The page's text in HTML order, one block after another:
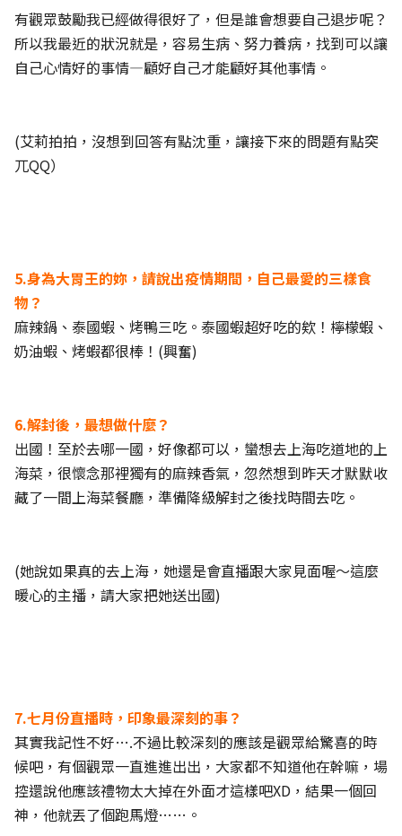
有觀眾鼓勵我已經做得很好了，但是誰會想要自己退步呢？
所以我最近的狀況就是，容易生病、努力養病，找到可以讓
自己心情好的事情—顧好自己才能顧好其他事情。
(艾莉拍拍，沒想到回答有點沈重，讓接下來的問題有點突
兀QQ）
5.身為大胃王的妳，請說出疫情期間，自己最愛的三樣食
物？
麻辣鍋、泰國蝦、烤鴨三吃。泰國蝦超好吃的欸！檸檬蝦、
奶油蝦、烤蝦都很棒！(興奮)
6.解封後，最想做什麼？
出國！至於去哪一國，好像都可以，蠻想去上海吃道地的上
海菜，很懷念那裡獨有的麻辣香氣，忽然想到昨天才默默收
藏了一間上海菜餐廳，準備降級解封之後找時間去吃。
(她說如果真的去上海，她還是會直播跟大家見面喔～這麼
暖心的主播，請大家把她送出國)
7.七月份直播時，印象最深刻的事？
其實我記性不好….不過比較深刻的應該是觀眾給驚喜的時
候吧，有個觀眾一直進進出出，大家都不知道他在幹嘛，場
控還說他應該禮物太大掉在外面才這樣吧XD，結果一個回
神，他就丟了個跑馬燈……。